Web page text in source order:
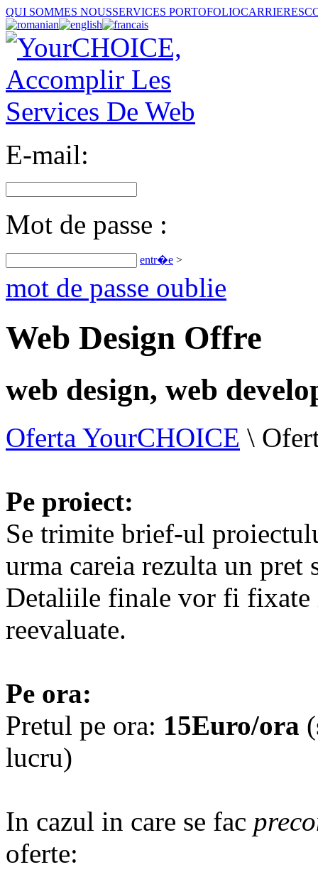
QUI SOMMES NOUSSERVICES PORTOFOLIOCARRIERES
E-mail:
Mot de passe :
entr�e >
mot de passe oublie
Web Design Offre
web design, web
Oferta YourCHOICE \
Pe proiect:
Se trimite brief-ul
urma careia rezulta un
Detaliile finale vor fi
reevaluate.
Pe ora:
Pretul pe ora: 15Euro/ora
lucru)
In cazul in care se fac
oferte: